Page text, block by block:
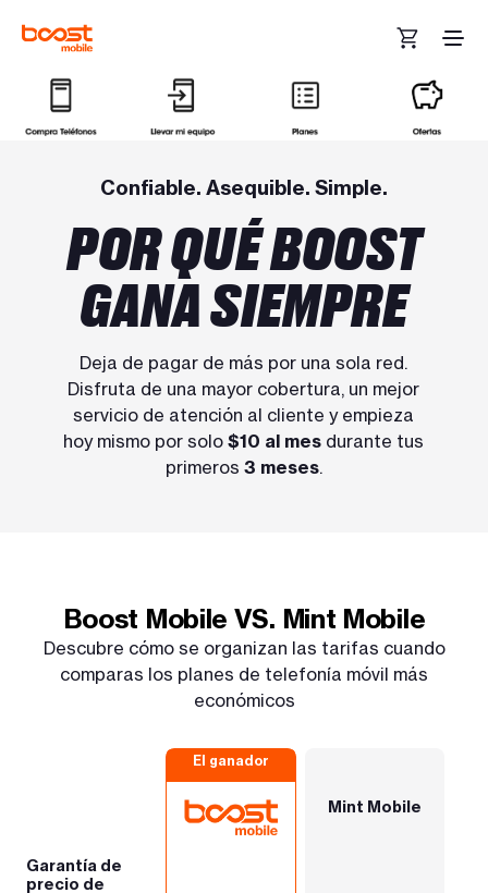
Confiable. Asequible. Simple.
POR QUÉ BOOST
GANA SIEMPRE
Deja de pagar de más por una sola red.
Disfruta de una mayor cobertura, un mejor
servicio de atención al cliente y empieza
hoy mismo por solo$10 al mes durante tus
primeros 3 meses.
Boost Mobile VS. Mint Mobile
Descubre cómo se organizan las tarifas cuando
comparas los planes de telefonía móvil más
económicos
Garantía de
precio de
El ganador
Mint Mobile